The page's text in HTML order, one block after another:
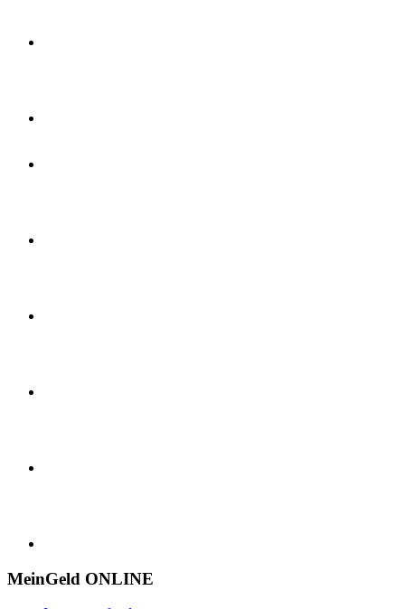
MeinGeld ONLINE